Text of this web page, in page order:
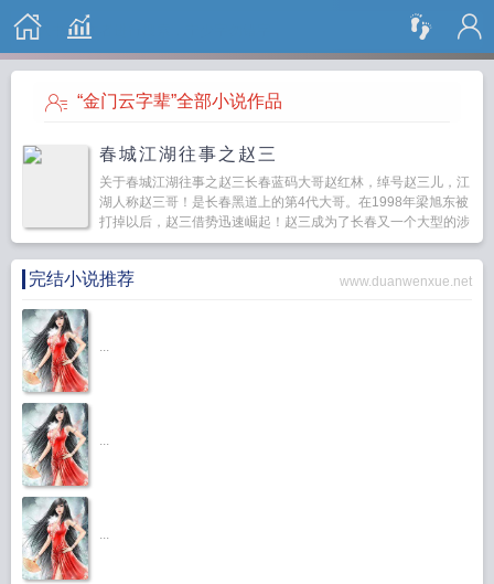
搜 索
“金门云字辈”全部小说作品
春城江湖往事之赵三
关于春城江湖往事之赵三长春蓝码大哥赵红林，绰号赵三儿，江
湖人称赵三哥！是长春黑道上的第4代大哥。在1998年梁旭东被
打掉以后，赵三借势迅速崛起！赵三成为了长春又一个大型的涉
黑团伙。最早赵三是以卖猪肉起家，后来因为好赌，到...
完结小说推荐 www.duanwenxue.net
...
...
...